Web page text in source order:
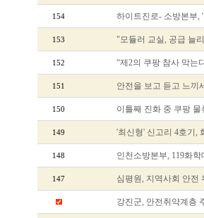
154 하이트진로- 소방본부,
153 "모듈러 교실, 공급 늘
152 “제2의 쿠팡 참사 막는
151 안전을 보고 듣고 느끼
150 이틀째 진화 중 쿠팡
149 '최신형' 신고리 4호기,
148 인천소방본부, 119화
147 심평원, 지역사회 안전
강진군, 안전취약계층